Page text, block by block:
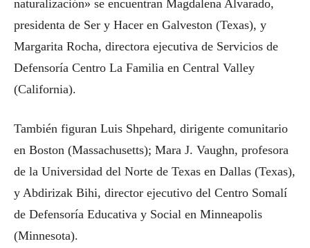
naturalización» se encuentran Magdalena Alvarado,
presidenta de Ser y Hacer en Galveston (Texas), y
Margarita Rocha, directora ejecutiva de Servicios de
Defensoría Centro La Familia en Central Valley
(California).
También figuran Luis Shpehard, dirigente comunitario
en Boston (Massachusetts); Mara J. Vaughn, profesora
de la Universidad del Norte de Texas en Dallas (Texas),
y Abdirizak Bihi, director ejecutivo del Centro Somalí
de Defensoría Educativa y Social en Minneapolis
(Minnesota).